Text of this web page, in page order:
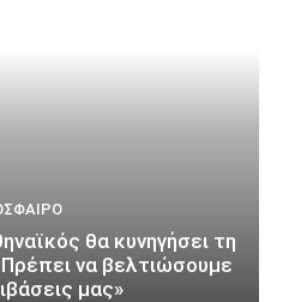
θα κυνηγήσει τη
να βελτιώσουμε
μας»